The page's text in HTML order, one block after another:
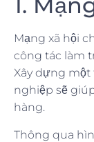
Mạng xã hội
công tác làm
Xây dựng
nghiệp sẽ
hàng.
Thông qua